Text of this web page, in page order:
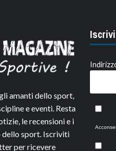
amanti dello sport,
e eventi. Resta
le recensioni e i
dello sport. Iscriviti
per ricevere